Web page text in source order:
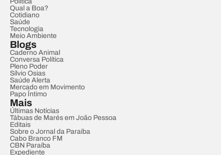
Qual a Boa?
Cotidiano
Saúde
Tecnologia
Meio Ambiente
Blogs
Caderno Animal
Conversa Política
Pleno Poder
Sílvio Osias
Saúde Alerta
Mercado em Movimento
Papo Íntimo
Mais
Últimas Notícias
Tábuas de Marés em João Pessoa
Editais
Sobre o Jornal da Paraíba
Cabo Branco FM
CBN Paraíba
Expediente